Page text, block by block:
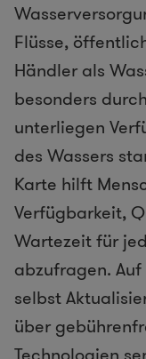
Flüsse,
Händler als
besonders
unterliegen
des Wassers
Karte hilft
Verfügbarkeit,
Wartezeit für
abzufragen.
selbst
über